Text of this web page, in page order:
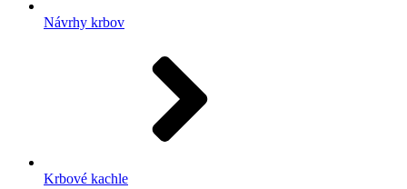
Návrhy krbov
Krbové kachle